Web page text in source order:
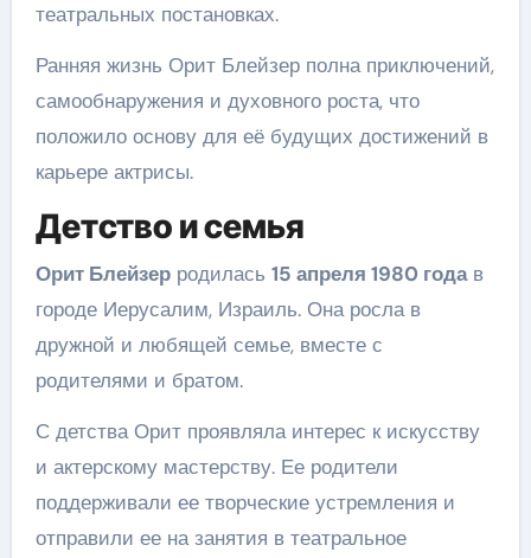
театральных постановках.
Ранняя жизнь Орит Блейзер полна приключений,
самообнаружения и духовного роста, что
положило основу для её будущих достижений в
карьере актрисы.
Детство и семья
Орит Блейзерродилась 15 апреля 1980 годав
городе Иерусалим, Израиль. Она росла в
дружной и любящей семье, вместе с
родителями и братом.
С детства Орит проявляла интерес к искусству
и актерскому мастерству. Ее родители
поддерживали ее творческие устремления и
отправили ее на занятия в театральное